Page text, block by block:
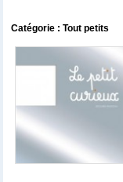
Catégorie : Tout petits